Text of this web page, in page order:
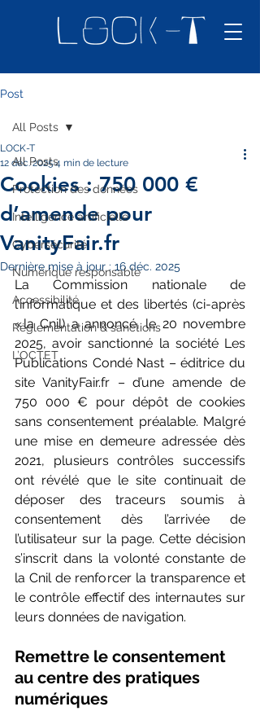
Post
All Posts
Protection des données
Intelligence artificielle
Cybersécurité
Numérique responsable
Accessibilité
Réglementation & sanctions
L’OCTET
All Posts
Cookies : 750 000 €
d’amende pour
VanityFair.fr
LOCK-T
12 déc. 20254 min de lecture
Dernière mise à jour : 16 déc. 2025
La Commission nationale de
l’informatique et des libertés (ci-après
« la Cnil) a annoncé, le 20 novembre
2025, avoir sanctionné la société Les
Publications Condé Nast – éditrice du
site VanityFair.fr – d’une amende de
750 000 € pour dépôt de cookies
sans consentement préalable. Malgré
une mise en demeure adressée dès
2021, plusieurs contrôles successifs
ont révélé que le site continuait de
déposer des traceurs soumis à
consentement dès l’arrivée de
l’utilisateur sur la page. Cette décision
s’inscrit dans la volonté constante de
la Cnil de renforcer la transparence et
le contrôle effectif des internautes sur
leurs données de navigation.
Remettre le consentement
au centre des pratiques
numériques